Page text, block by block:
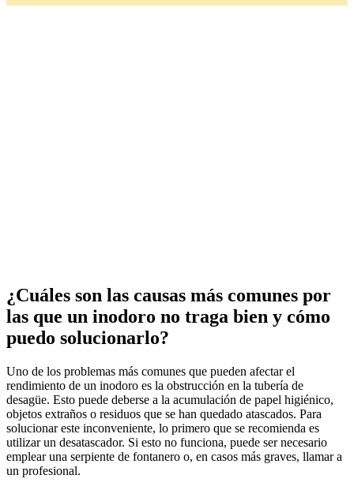
¿Cuáles son las causas más comunes por
las que un inodoro no traga bien y cómo
puedo solucionarlo?
Uno de los problemas más comunes que pueden afectar el
rendimiento de un inodoro es la obstrucción en la tubería de
desagüe. Esto puede deberse a la acumulación de papel higiénico,
objetos extraños o residuos que se han quedado atascados. Para
solucionar este inconveniente, lo primero que se recomienda es
utilizar un desatascador. Si esto no funciona, puede ser necesario
emplear una serpiente de fontanero o, en casos más graves, llamar a
un profesional.